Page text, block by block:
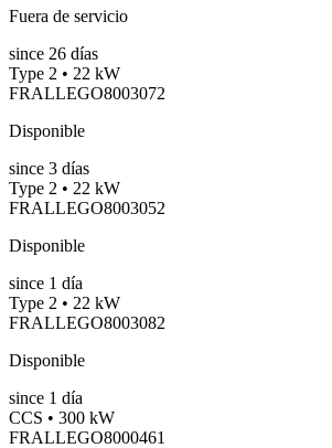
Fuera de servicio
since 26 días
Type 2 • 22 kW
FRALLEGO8003072
Disponible
since 3 días
Type 2 • 22 kW
FRALLEGO8003052
Disponible
since 1 día
Type 2 • 22 kW
FRALLEGO8003082
Disponible
since 1 día
CCS • 300 kW
FRALLEGO8000461